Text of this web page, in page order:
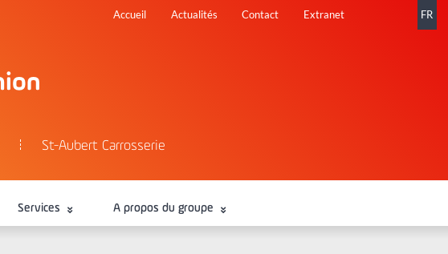
auAccueil Actualités Contact Extranet FR
St-Aubert Carrosserie
Services A propos du groupe